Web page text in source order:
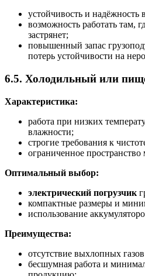
устойчивость и надёжность
возможность работать там,
застрянет;
повышенный запас
потерь устойчивости на
6.5. Холодильный или
Характеристика:
работа при низких
влажности;
строгие требования к
ограниченное
Оптимальный выбор:
электрический погрузчик
компактные размеры и
использование
Преимущества:
отсутствие выхлопных
бесшумная работа и